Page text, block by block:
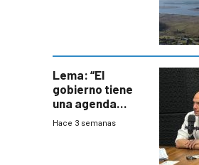
Lema: “El
gobierno tiene
una agenda
destructiva”
Hace 3 semanas